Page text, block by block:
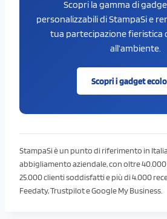
Scopri la gamma di
personalizzabili di StampaSi e
tua partecipazione fieristica
all’ambiente.
Scopri i gadget
StampaSi è un punto di riferimento in
abbigliamento aziendale, con oltre
25.000 clienti soddisfatti e più di 4.000
Feedaty, Trustpilot e Google My Business.